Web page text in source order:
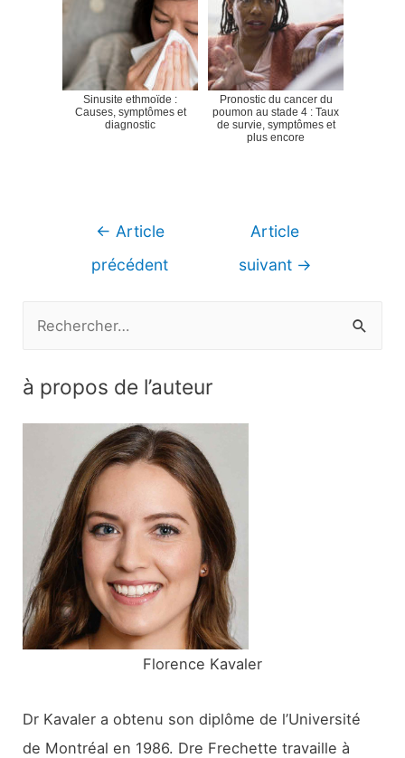
Sinusite ethmoïde :
Causes, symptômes et
diagnostic
Pronostic du cancer du
poumon au stade 4 : Taux
de survie, symptômes et
plus encore
Navigation
← Article
précédent
Article
suivant →
h
:
à propos de l’auteur
Florence Kavaler
Dr Kavaler a obtenu son diplôme de l’Université
de Montréal en 1986. Dre Frechette travaille à